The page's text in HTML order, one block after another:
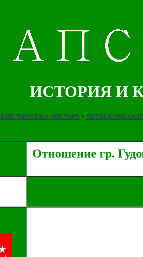
ИСТОРИЯ И
БИБЛИОТЕКА АПСУАРА > АКТЫ
Отношение гр.